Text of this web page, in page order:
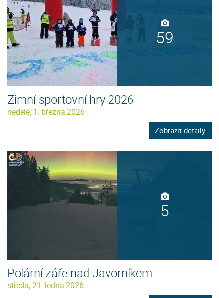
59
Zimní sportovní hry 2026
neděle, 1. března 2026
Zobrazit detaily
5
Polární záře nad Javorníkem
středa, 21. ledna 2026